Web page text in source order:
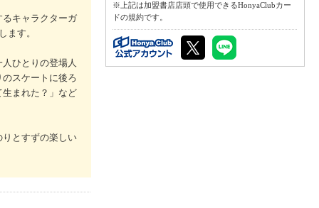
キャラクターガ
ます。
ひとりの登場人
スケートに後ろ
まれた？」など
とすずの楽しい
※上記は加盟書店店頭で使用できるHonyaClubカー
ドの規約です。